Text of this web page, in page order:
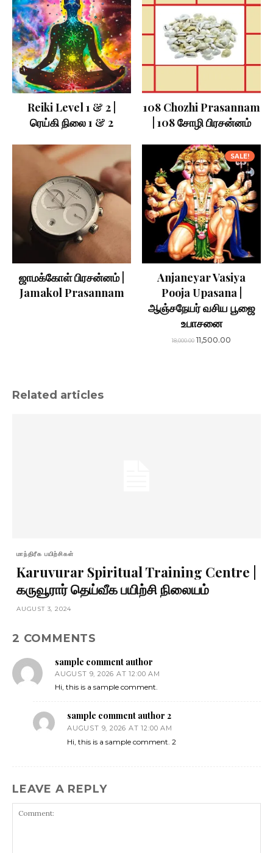
Reiki Level 1 & 2 |
ரெய்கி நிலை 1 & 2
108 Chozhi Prasannam
| 108 சோழி பிரசன்னம்
ஜாமக்கோள் பிரசன்னம் |
Jamakol Prasannam
SALE!
Anjaneyar Vasiya
Pooja Upasana |
ஆஞ்சநேயர் வசிய பூஜை
உபாசனை
18,000.00 Original
11,500.00
Related articles
மாந்திரீக பயிற்சிகள்
Karuvurar Spiritual Training Centre |
கருவூரார் தெய்வீக பயிற்சி நிலையம்
AUGUST 3, 2024
2 COMMENTS
sample comment author
AUGUST 9, 2026 AT 12:00 AM
Hi, this is a sample comment.
sample comment author 2
AUGUST 9, 2026 AT 12:00 AM
Hi, this is a sample comment. 2
LEAVE A REPLY